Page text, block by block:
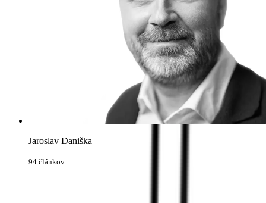
Jaroslav Daniška
94 článkov